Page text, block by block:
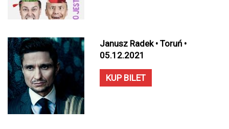
Janusz Radek • Toruń •
05.12.2021
KUP BILET